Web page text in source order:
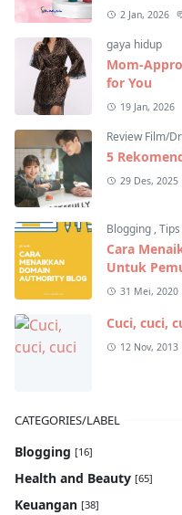
2 Jan, 2026
gaya hidup
Mom-
for You
19 Jan, 2026
Review Film/
5
29 Des, 2025
Blogging ,
Cara
Untuk
31 Mei, 2020
Cuci, cuci,
12 Nov, 2013
CATEGORIES/LABEL
Blogging [16]
Health and Beauty [65]
Keuangan [38]